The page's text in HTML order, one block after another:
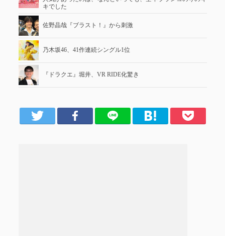
キでした
佐野晶哉『ブラスト！』から刺激
乃木坂46、41作連続シングル1位
『ドラクエ』堀井、VR RIDE化驚き
Facebook LINE はてブ Pocket